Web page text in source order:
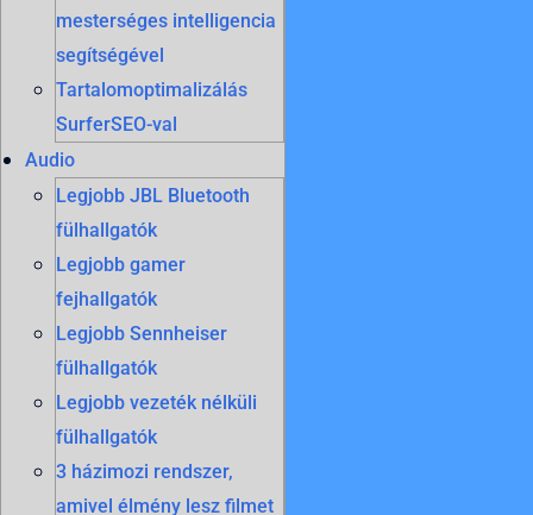
mesterséges intelligencia
segítségével
Tartalomoptimalizálás
SurferSEO-val
Audio
Legjobb JBL Bluetooth
fülhallgatók
Legjobb gamer
fejhallgatók
Legjobb Sennheiser
fülhallgatók
Legjobb vezeték nélküli
fülhallgatók
3 házimozi rendszer,
amivel élmény lesz filmet